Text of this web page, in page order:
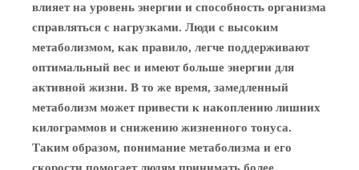
влияет на уровень энергии и способность организма
справляться с нагрузками. Люди с высоким
метаболизмом, как правило, легче поддерживают
оптимальный вес и имеют больше энергии для
активной жизни. В то же время, замедленный
метаболизм может привести к накоплению лишних
килограммов и снижению жизненного тонуса.
Таким образом, понимание метаболизма и его